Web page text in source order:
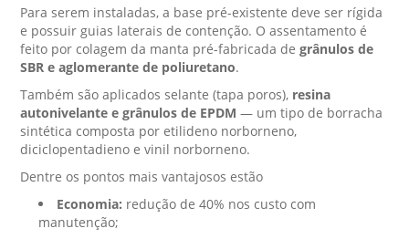
Para serem instaladas, a base pré-existente deve ser rígida
e possuir guias laterais de contenção. O assentamento é
feito por colagem da manta pré-fabricada degrânulos de
SBR e aglomerante de poliuretano.
Também são aplicados selante (tapa poros), resina
autonivelante e grânulos de EPDM — um tipo de borracha
sintética composta por etilideno norborneno,
diciclopentadieno e vinil norborneno.
Dentre os pontos mais vantajosos estão
Economia: redução de 40% nos custo com
manutenção;